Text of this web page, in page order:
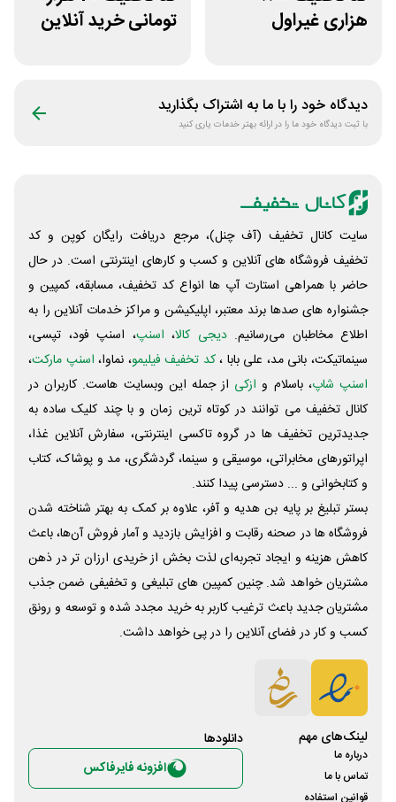
هزاری غیراول
تومانی خرید آنلاین
دیدگاه خود را با ما به اشتراک بگذارید
با ثبت دیدگاه خود ما را در ارائه بهتر خدمات یاری کنید
سایت کانال تخفیف (آف چنل)، مرجع دریافت رایگان کوپن و کد
تخفیف فروشگاه های آنلاین و کسب و‌ کارهای اینترنتی است. در حال
حاضر با همراهی استارت آپ ها انواع کد تخفیف، مسابقه، کمپین و
جشنواره های صدها برند معتبر، اپلیکیشن و مراکز خدمات آنلاین را به
اطلاع مخاطبان می‌رسانیم. دیجی کالا، اسنپ، اسنپ فود، تپسی،
سینماتیکت، بانی مد، علی‌ بابا ،کد تخفیف فیلیمو، نماوا، اسنپ مارکت،
اسنپ شاپ، باسلام و ازکی از جمله این وبسایت ‌هاست. کاربران در
کانال تخفیف می توانند در کوتاه ترین زمان و با چند کلیک ساده به
جدیدترین تخفیف ها در گروه تاکسی اینترنتی، سفارش آنلاین غذا،
اپراتورهای مخابراتی، موسیقی و سینما، گردشگری، مد و پوشاک، کتاب
و کتابخوانی و ... دسترسی پیدا کنند.
بستر تبلیغ بر پایه بن هدیه و آفر، علاوه بر کمک به بهتر شناخته شدن
فروشگاه ها در صحنه رقابت و افزایش بازدید و آمار فروش آن‌ها، باعث
کاهش هزینه و ایجاد تجربه‌ای لذت بخش از خریدی ارزان تر در ذهن
مشتریان خواهد شد. چنین کمپین های تبلیغی و تخفیفی ضمن جذب
مشتریان جدید باعث ترغیب کاربر به خرید مجدد شده و توسعه و رونق
کسب و کار در فضای آنلاین را در پی خواهد داشت.
لینک‌های مهم
درباره ما
تماس با ما
قوانین استفاده
دانلود‌ها
افزونه فایرفاکس